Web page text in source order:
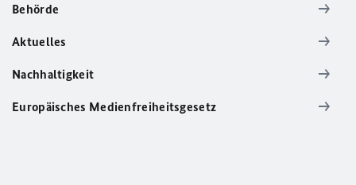
Behörde
Aktuelles
Nachhaltigkeit
Europäisches Medienfreiheitsgesetz